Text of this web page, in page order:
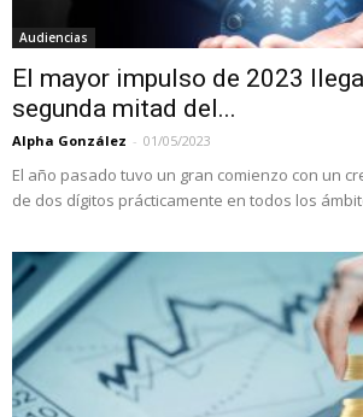
Audiencias
El mayor impulso de 2023
segunda mitad del...
Alpha González - 01/05/2023
El año pasado tuvo un gran comienzo con un
de dos dígitos prácticamente en todos los